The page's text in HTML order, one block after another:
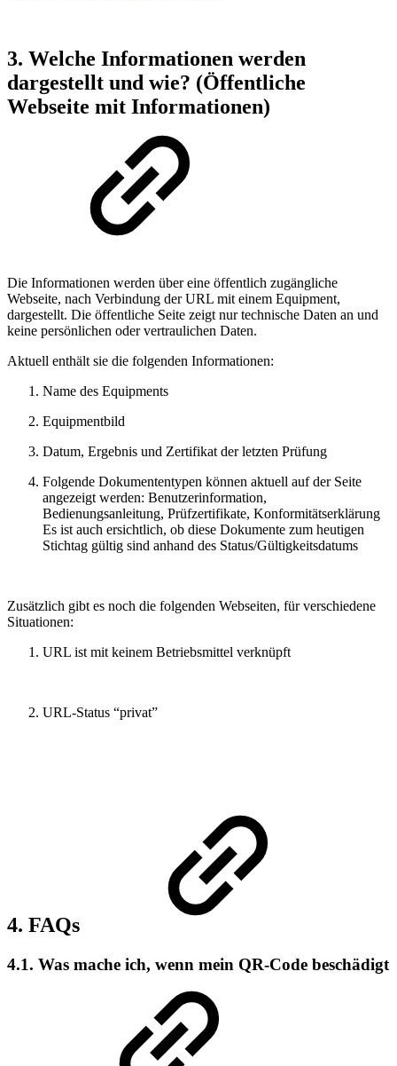
3. Welche Informationen werden
dargestellt und wie? (Öffentliche
Webseite mit Informationen)
Die Informationen werden über eine öffentlich zugängliche
Webseite, nach Verbindung der URL mit einem Equipment,
dargestellt. Die öffentliche Seite zeigt nur technische Daten an und
keine persönlichen oder vertraulichen Daten.
Aktuell enthält sie die folgenden Informationen:
Name des Equipments
Equipmentbild
Datum, Ergebnis und Zertifikat der letzten Prüfung
Folgende Dokumententypen können aktuell auf der Seite
angezeigt werden: Benutzerinformation,
Bedienungsanleitung, Prüfzertifikate, Konformitätserklärung
Es ist auch ersichtlich, ob diese Dokumente zum heutigen
Stichtag gültig sind anhand des Status/Gültigkeitsdatums
Zusätzlich gibt es noch die folgenden Webseiten, für verschiedene
Situationen:
URL ist mit keinem Betriebsmittel verknüpft
URL-Status “privat”
4. FAQs
4.1. Was mache ich, wenn mein QR-Code beschädigt